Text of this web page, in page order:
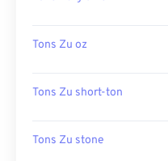
Tons Zu oz
Tons Zu short-ton
Tons Zu stone